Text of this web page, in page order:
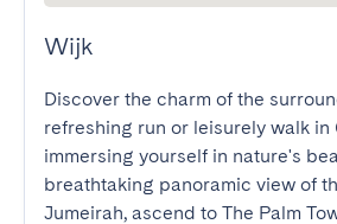
Wijk
Discover the charm of the
refreshing run or leisurely walk in
immersing yourself in nature's
breathtaking panoramic view of
Jumeirah, ascend to The Palm